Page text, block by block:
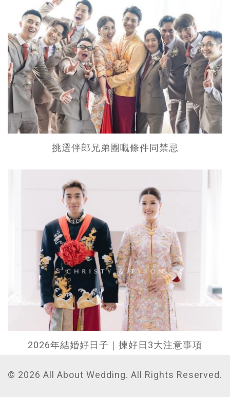
挑選伴郎兄弟團嘅條件同禁忌
2026年結婚好日子｜揀好日3大注意事項
瀏覽更多
© 2026 All About Wedding. All Rights Reserved.